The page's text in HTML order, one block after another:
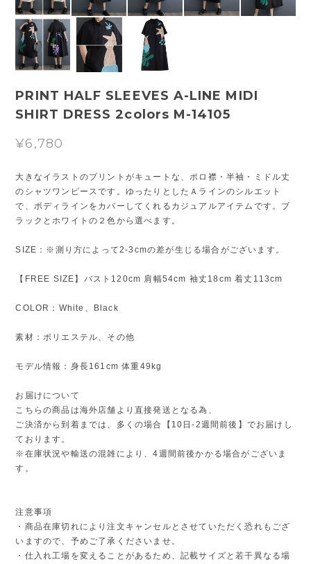
PRINT HALF SLEEVES A-LINE MIDI
SHIRT DRESS 2colors M-14105
¥6,780
大きなイラストのプリントがキュートな、ポロ襟・半袖・ミドル丈
のシャツワンピースです。ゆったりとしたＡラインのシルエット
で、ボディラインをカバーしてくれるカジュアルアイテムです。ブ
ラックとホワイトの２色から選べます。
SIZE：※測り方によって2-3cmの差が生じる場合がございます。
【FREE SIZE】バスト120cm 肩幅54cm 袖丈18cm 着丈113cm
COLOR：White、Black
素材：ポリエステル、その他
モデル情報：身長161cm 体重49kg
お届けについて
こちらの商品は海外店舗より直接発送となる為、
ご決済から到着までは、多くの場合【10日-2週間前後】でお届けし
ております。
※在庫状況や輸送の混雑により、4週間前後かかる場合がございま
す。
注意事項
・商品在庫切れにより注文キャンセルとさせていただく恐れもござ
いますので、予めご了承くださいませ。
・仕入れ工場を変えることがあるため、記載サイズと若干異なる場